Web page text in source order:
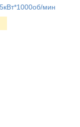
мин